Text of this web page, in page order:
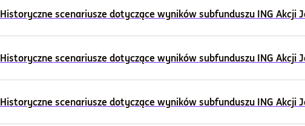
Historyczne scenariusze dotyczące wyników subfunduszu ING Akcji
Historyczne scenariusze dotyczące wyników subfunduszu ING Akcji
Historyczne scenariusze dotyczące wyników subfunduszu ING Akcji